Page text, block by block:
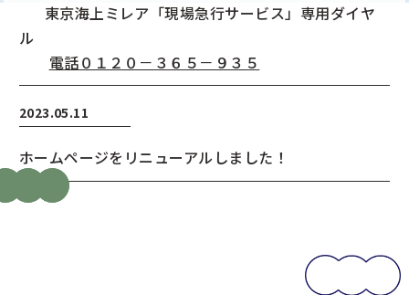
東京海上ミレア「現場急行サービス」専用ダイヤ
ル
電話０１２０－３６５－９３５
2023.05.11
ホームページをリニューアルしました！